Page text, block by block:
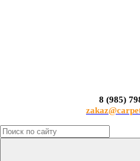
8 (985)